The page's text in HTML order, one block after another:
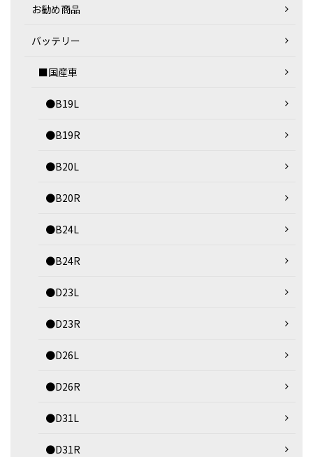
お勧め商品
バッテリー
■国産車
●B19L
●B19R
●B20L
●B20R
●B24L
●B24R
●D23L
●D23R
●D26L
●D26R
●D31L
●D31R